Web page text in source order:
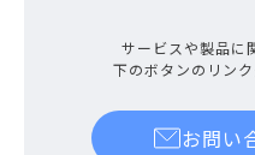
サービスや製品に
下のボタンのリン
お問い